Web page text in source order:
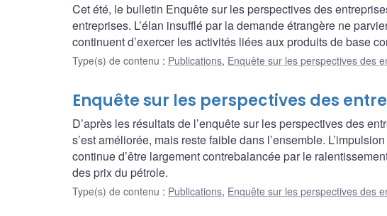
Cet été, le bulletin Enquête sur les perspectives des
entreprises. L’élan insufflé par la demande étrangère ne
continuent d’exercer les activités liées aux produits de base
Type(s) de contenu : Publications, Enquête sur les perspectives des
Enquête sur les perspectives des
D’après les résultats de l’enquête sur les perspectives des
s’est améliorée, mais reste faible dans l’ensemble.
continue d’être largement contrebalancée par le
des prix du pétrole.
Type(s) de contenu : Publications, Enquête sur les perspectives des